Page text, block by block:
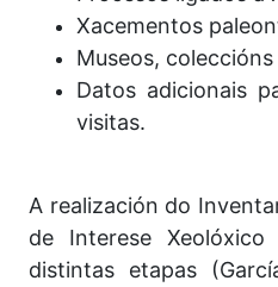
Xacementos
Museos,
Datos adicionais
visitas.
A realización do
de Interese Xeolóxico
distintas etapas